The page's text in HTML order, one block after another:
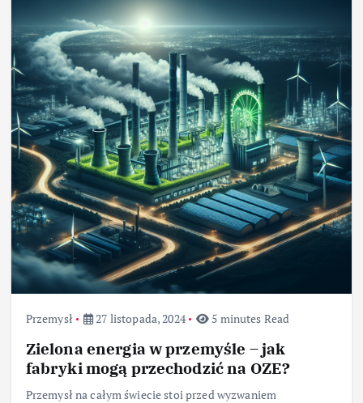
Przemysł 27 listopada, 2024 5 minutes Read
Zielona energia w przemyśle – jak
fabryki mogą przechodzić na OZE?
Przemysł na całym świecie stoi przed wyzwaniem